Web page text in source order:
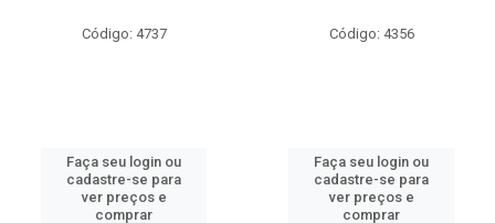
Código: 4737
Faça seu login ou
cadastre-se para
ver preços e
comprar
Código: 4356
Faça seu login ou
cadastre-se para
ver preços e
comprar